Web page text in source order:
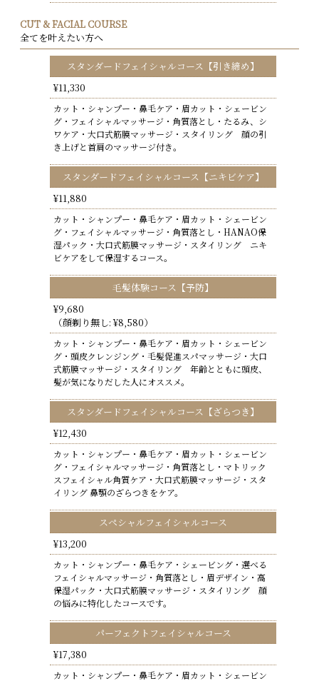
CUT & FACIAL COURSE
全てを叶えたい方へ
スタンダードフェイシャルコース【引き締め】
¥11,330
カット・シャンプー・鼻毛ケア・眉カット・シェービン
グ・フェイシャルマッサージ・角質落とし・たるみ、シ
ワケア・大口式筋膜マッサージ・スタイリング 顔の引
き上げと首肩のマッサージ付き。
スタンダードフェイシャルコース【ニキビケア】
¥11,880
カット・シャンプー・鼻毛ケア・眉カット・シェービン
グ・フェイシャルマッサージ・角質落とし・HANAO保
湿パック・大口式筋膜マッサージ・スタイリング ニキ
ビケアをして保湿するコース。
毛髪体験コース【予防】
¥9,680
（顔剃り無し: ¥8,580）
カット・シャンプー・鼻毛ケア・眉カット・シェービン
グ・頭皮クレンジング・毛髪促進スパマッサージ・大口
式筋膜マッサージ・スタイリング 年齢とともに頭皮、
髪が気になりだした人にオススメ。
スタンダードフェイシャルコース【ざらつき】
¥12,430
カット・シャンプー・鼻毛ケア・眉カット・シェービン
グ・フェイシャルマッサージ・角質落とし・マトリック
スフェイシャル角質ケア・大口式筋膜マッサージ・スタ
イリング 鼻顎のざらつきをケア。
スペシャルフェイシャルコース
¥13,200
カット・シャンプー・鼻毛ケア・シェービング・選べる
フェイシャルマッサージ・角質落とし・眉デザイン・高
保湿パック・大口式筋膜マッサージ・スタイリング 顔
の悩みに特化したコースです。
パーフェクトフェイシャルコース
¥17,380
カット・シャンプー・鼻毛ケア・眉カット・シェービン